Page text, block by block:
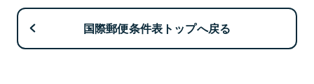
国際郵便条件表トップへ戻る